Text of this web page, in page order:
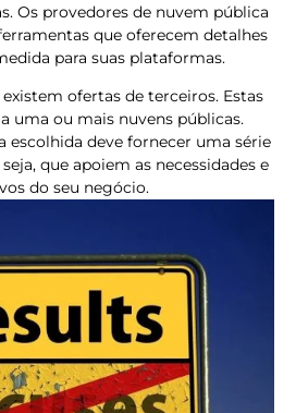
Os provedores de nuvem pública
que oferecem detalhes
para suas plataformas.
ofertas de terceiros. Estas
uma ou mais nuvens públicas.
escolhida deve fornecer uma série
que apoiem ​​as necessidades e
do seu negócio.